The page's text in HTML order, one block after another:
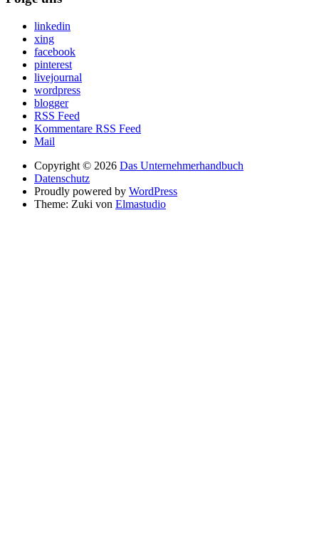
linkedin
xing
facebook
pinterest
livejournal
wordpress
blogger
RSS Feed
Kommentare RSS Feed
Mail
Copyright © 2026 Das Unternehmerhandbuch
Datenschutz
Proudly powered by WordPress
Theme: Zuki von Elmastudio